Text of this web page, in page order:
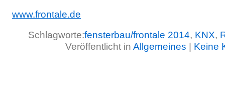
www.frontale.de
Schlagworte:fensterbau/frontale 2014, KNX,
Veröffentlicht in Allgemeines | Keine